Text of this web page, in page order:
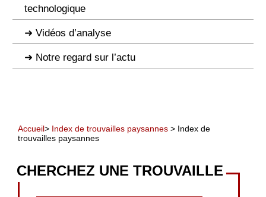
technologique
Vidéos d’analyse
Notre regard sur l’actu
Accueil> Index de trouvailles paysannes > Index de
trouvailles paysannes
CHERCHEZ UNE TROUVAILLE